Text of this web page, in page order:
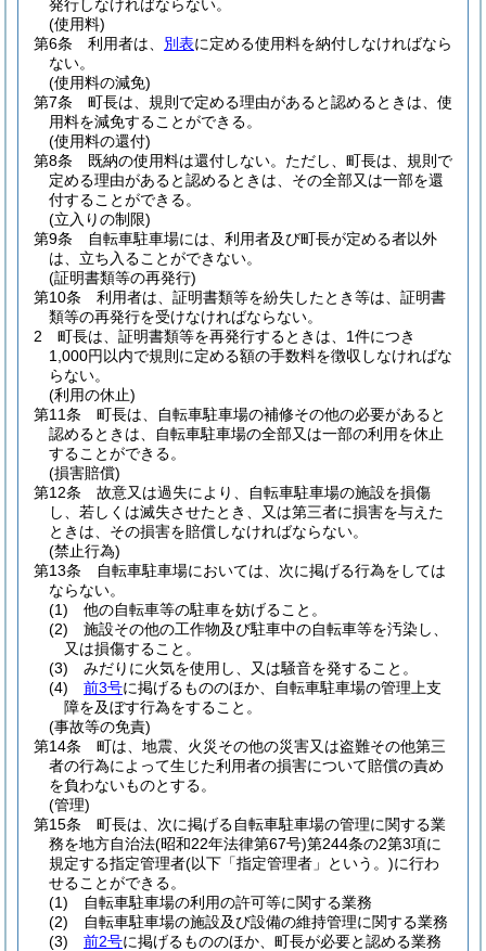
発行しなければならない。
(使用料)
第6条
利用者は、 別表に定める使用料を納付しなければなら
ない。
(使用料の減免)
第7条
町長は、規則で定める理由があると認めるときは、使
用料を減免することができる。
(使用料の還付)
第8条
既納の使用料は還付しない。 ただし、町長は、規則で
定める理由があると認めるときは、その全部又は一部を還
付することができる。
(立入りの制限)
第9条
自転車駐車場には、利用者及び町長が定める者以外
は、立ち入ることができない。
(証明書類等の再発行)
第10条
利用者は、証明書類等を紛失したとき等は、証明書
類等の再発行を受けなければならない。
2
町長は、証明書類等を再発行するときは、1件につき
1,000円以内で規則に定める額の手数料を徴収しなければな
らない。
(利用の休止)
第11条
町長は、自転車駐車場の補修その他の必要があると
認めるときは、自転車駐車場の全部又は一部の利用を休止
することができる。
(損害賠償)
第12条
故意又は過失により、自転車駐車場の施設を損傷
し、若しくは滅失させたとき、又は第三者に損害を与えた
ときは、その損害を賠償しなければならない。
(禁止行為)
第13条
自転車駐車場においては、次に掲げる行為をしては
ならない。
(1)
他の自転車等の駐車を妨げること。
(2)
施設その他の工作物及び駐車中の自転車等を汚染し、
又は損傷すること。
(3)
みだりに火気を使用し、又は騒音を発すること。
(4)
前3号に掲げるもののほか、自転車駐車場の管理上支
障を及ぼす行為をすること。
(事故等の免責)
第14条
町は、地震、火災その他の災害又は盗難その他第三
者の行為によって生じた利用者の損害について賠償の責め
を負わないものとする。
(管理)
第15条
町長は、次に掲げる自転車駐車場の管理に関する業
務を地方自治法(昭和22年法律第67号)第244条の2第3項に
規定する指定管理者(以下「指定管理者」という。)に行わ
せることができる。
(1)
自転車駐車場の利用の許可等に関する業務
(2)
自転車駐車場の施設及び設備の維持管理に関する業務
(3)
前2号に掲げるもののほか、町長が必要と認める業務